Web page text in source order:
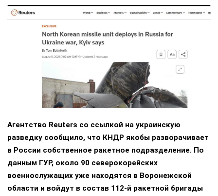
Агентство Reuters со ссылкой на украинскую
разведку сообщило, что КНДР якобы разворачивает
в России собственное ракетное подразделение. По
данным ГУР, около 90 северокорейских
военнослужащих уже находятся в Воронежской
области и войдут в состав 112-й ракетной бригады